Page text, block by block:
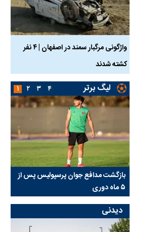
واژگونی مرگبار سمند در اصفهان | ۴ نفر
کشته شدند
لیگ برتر
بازگشت مدافع جوان پرسپولیس پس از
۵ ماه دوری
۱ ۲ ۳ ۴
دیدنی